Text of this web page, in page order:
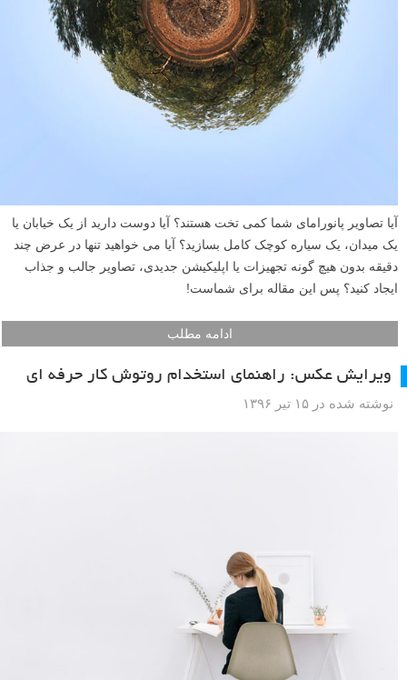
آیا تصاویر پانورامای شما کمی تخت هستند؟ آیا دوست دارید از یک خیابان یا
یک میدان، یک سیاره کوچک کامل بسازید؟ آیا می خواهید تنها در عرض چند
دقیقه بدون هیچ گونه تجهیزات یا اپلیکیشن جدیدی، تصاویر جالب و جذاب
ایجاد کنید؟ پس این مقاله برای شماست!
ادامه مطلب
ویرایش عکس: راهنمای استخدام روتوش کار حرفه ای
نوشته شده در ۱۵ تیر ۱۳۹۶